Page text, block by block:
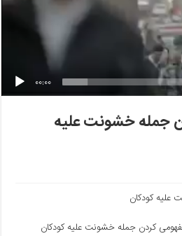
00:00
جمله خشونت علیه
علیه کودکان
کردن جمله خشونت علیه کودکان